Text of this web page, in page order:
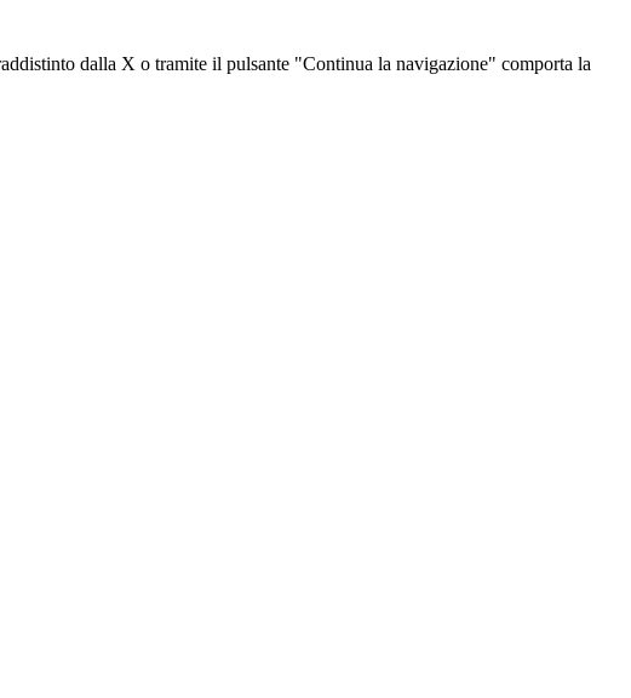
dalla X o tramite il pulsante "Continua la navigazione" comporta la